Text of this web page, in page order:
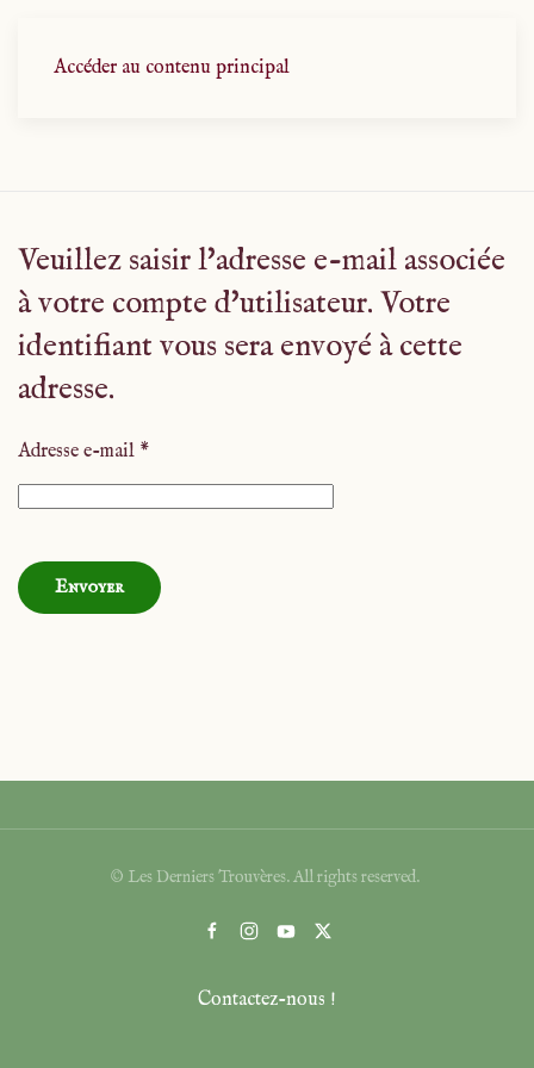
Accéder au contenu principal
Veuillez saisir l'adresse e-mail associée
à votre compte d'utilisateur. Votre
identifiant vous sera envoyé à cette
adresse.
Adresse e-mail *
Envoyer
© Les Derniers Trouvères. All rights reserved.
Contactez-nous !